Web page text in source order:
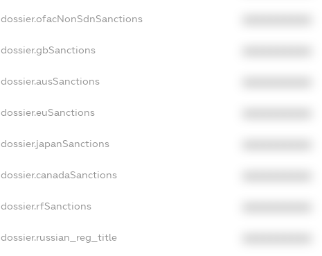
dossier.ofacNonSdnSanctions
dossier.gbSanctions
dossier.ausSanctions
dossier.euSanctions
dossier.japanSanctions
dossier.canadaSanctions
dossier.rfSanctions
dossier.russian_reg_title